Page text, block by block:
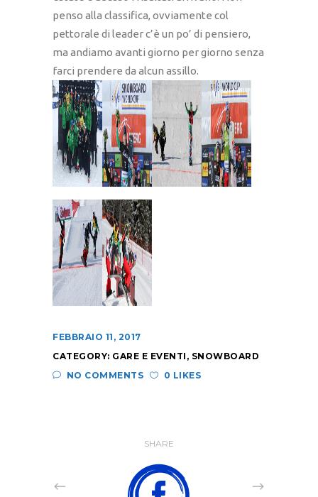
penso alla classifica, ovviamente col
pettorale di leader c’è un po’ di pensiero,
ma andiamo avanti giorno per giorno senza
farci prendere da alcun assillo.
FEBBRAIO 11, 2017
CATEGORY: GARE E EVENTI , SNOWBOARD
NO COMMENTS
0 LIKES
SHARE